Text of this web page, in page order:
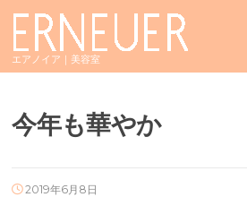
content
エアノイア｜美容室
今年も華やか
2019年6月8日